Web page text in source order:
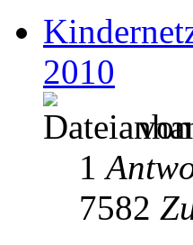
2010
1
7582